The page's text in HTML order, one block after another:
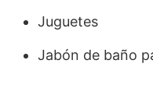
Juguetes
Jabón de baño